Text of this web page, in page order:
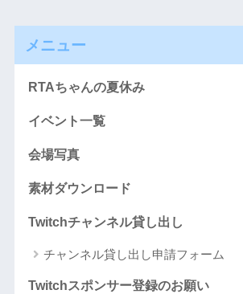
メニュー
RTAちゃんの夏休み
イベント一覧
会場写真
素材ダウンロード
Twitchチャンネル貸し出し
チャンネル貸し出し申請フォーム
Twitchスポンサー登録のお願い